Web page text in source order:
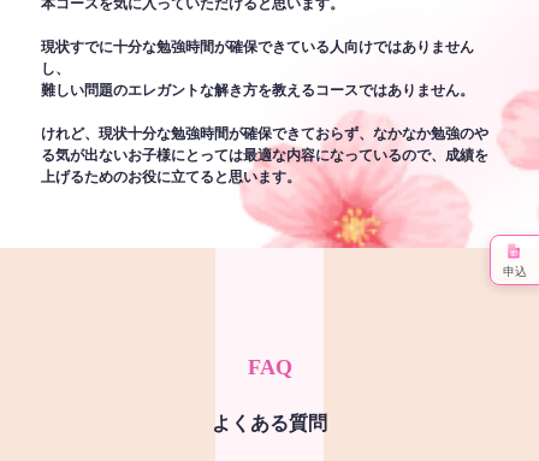
現状すでに十分な勉強時間が確保できている人向けではありません
し、
難しい問題のエレガントな解き方を教えるコースではありません。
けれど、現状十分な勉強時間が確保できておらず、なかなか勉強のや
る気が出ないお子様にとっては最適な内容になっているので、成績を
上げるためのお役に立てると思います。
FAQ
よくある質問
申込